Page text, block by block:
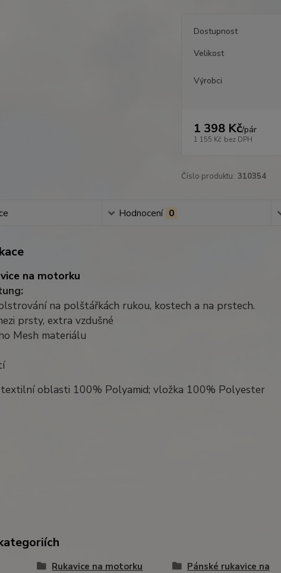
Dostupnost
Velikost
Výrobci
1 398 Kč/pár
1 155 Kč bez DPH
Číslo produktu: 310354
Hodnocení 0
na motorku
na polštářkách rukou, kostech a na prstech.
prsty, extra vzdušné
Mesh materiálu
textilní oblasti 100% Polyamid; vložka 100% Polyester
Rukavice na motorku
Pánské rukavice na